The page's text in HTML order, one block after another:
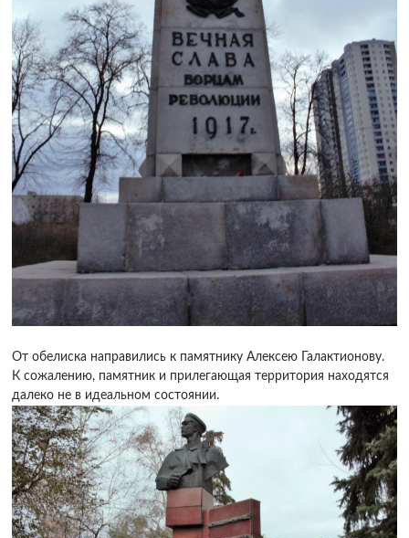
От обелиска направились к памятнику Алексею Галактионову.
К сожалению, памятник и прилегающая территория находятся
далеко не в идеальном состоянии.